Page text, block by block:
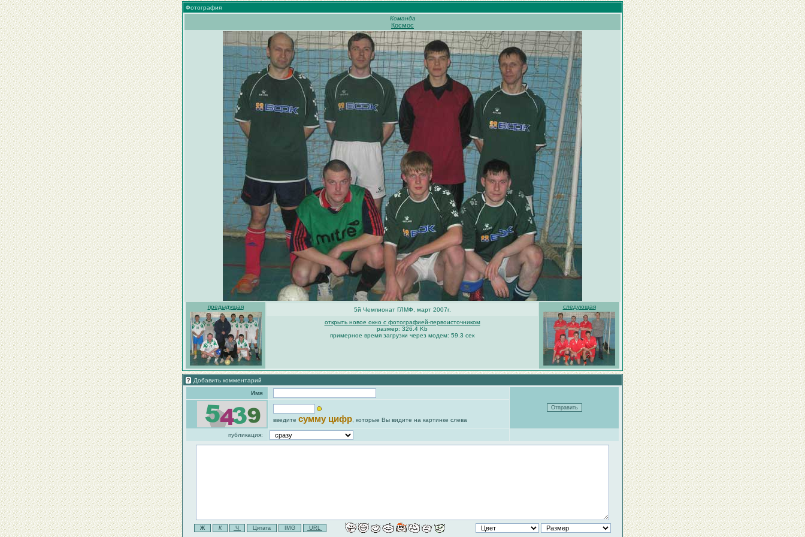
Фотография
Команда
Космос
предыдущая
5й Чемпионат ГЛМФ, март 2007г.
открыть новое окно с фотографией-первоисточником
размер: 326.4 Kb
примерное время загрузки через модем: 59.3 сек
следующая
Добавить комментарий
Имя
введите сумму цифр , которые Вы видите на картинке слева
публикация: